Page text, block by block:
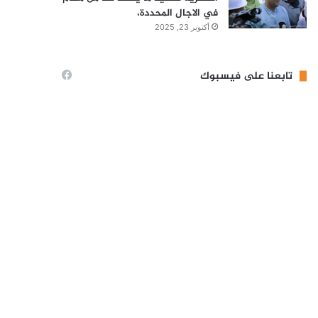
في الاجال المحددة،
أكتوبر 23, 2025
تابعنا على فيسبوك